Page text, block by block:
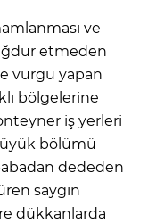
ve
etmeden
vurgu yapan
bölgelerine
iş yerleri
bölümü
dededen
saygın
dükkanlarda